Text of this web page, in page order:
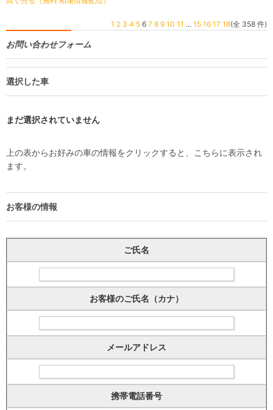
1 2 3 4 5 6 7 8 9 10 11 ... 15 16 17 18(全 358 件)
お問い合わせフォーム
選択した車
まだ選択されていません
上の表からお好みの車の情報をクリックすると、こちらに表示され
ます。
お客様の情報
ご氏名
お客様のご氏名（カナ）
メールアドレス
携帯電話番号